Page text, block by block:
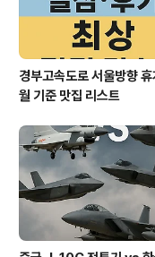
경부고속도로 서울방향
월 기준 맛집 리스트